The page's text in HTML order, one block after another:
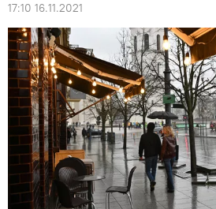
17:10 16.11.2021